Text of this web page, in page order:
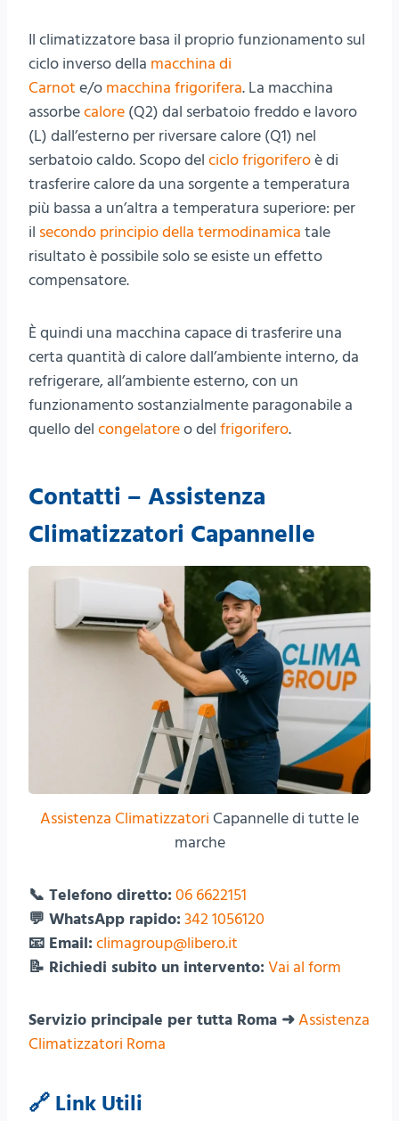
Il climatizzatore basa il proprio funzionamento sul
ciclo inverso della macchina di
Carnot e/o macchina frigorifera. La macchina
assorbecalore (Q2) dal serbatoio freddo e lavoro
(L) dall’esterno per riversare calore (Q1) nel
serbatoio caldo. Scopo del ciclo frigoriferoè di
trasferire calore da una sorgente a temperatura
più bassa a un’altra a temperatura superiore: per
il secondo principio della termodinamica tale
risultato è possibile solo se esiste un effetto
compensatore.
È quindi una macchina capace di trasferire una
certa quantità di calore dall’ambiente interno, da
refrigerare, all’ambiente esterno, con un
funzionamento sostanzialmente paragonabile a
quello del congelatoreo del frigorifero.
Contatti – Assistenza
Climatizzatori Capannelle
Assistenza Climatizzatori Capannelle di tutte le
marche
📞 Telefono diretto: 06 6622151
💬 WhatsApp rapido: 342 1056120
📧 Email: climagroup@libero.it
📝 Richiedi subito un intervento: Vai al form
Servizio principale per tutta Roma ➜Assistenza
Climatizzatori Roma
🔗 Link Utili